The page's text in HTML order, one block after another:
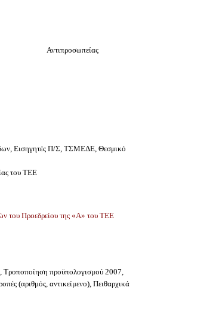
Αντιπροσωπείας
Εισηγητές Π/Σ, ΤΣΜΕΔΕ, Θεσμικό
του ΤΕΕ
του Προεδρείου της «Α» του ΤΕΕ
Τροποποίηση προϋπολογισμού 2007,
(αριθμός, αντικείμενο), Πειθαρχικά